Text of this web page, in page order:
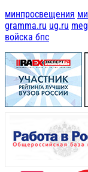
минпросвещения
gramma.ru ug.ru
войска бпс